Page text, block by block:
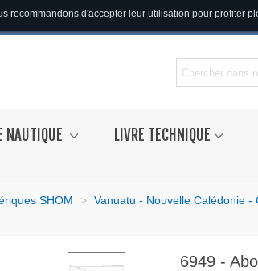
recommandons d'accepter leur utilisation pour profiter
NAUTIQUE LIVRE TECHNIQUE
SHOM > Vanuatu - Nouvelle Calédonie
6949 -